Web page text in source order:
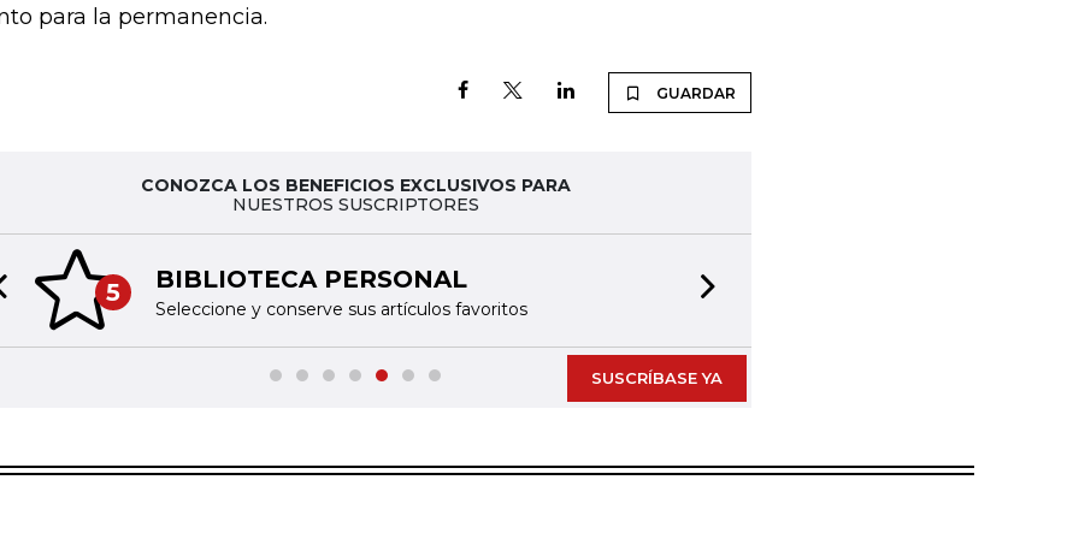
para la permanencia.
GUARDAR
CONOZCA LOS BENEFICIOS EXCLUSIVOS PARA
NUESTROS SUSCRIPTORES
5 BIBLIOTECA PERSONAL
Seleccione y conserve sus artículos favoritos
slide
SUSCRÍBASE YA